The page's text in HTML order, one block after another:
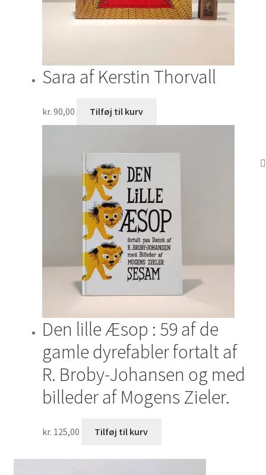
Sara af Kerstin Thorvall
kr. 90,00 Tilføj til kurv
Den lille Æsop : 59 af de
gamle dyrefabler fortalt af
R. Broby-Johansen og med
billeder af Mogens Zieler.
kr. 125,00 Tilføj til kurv